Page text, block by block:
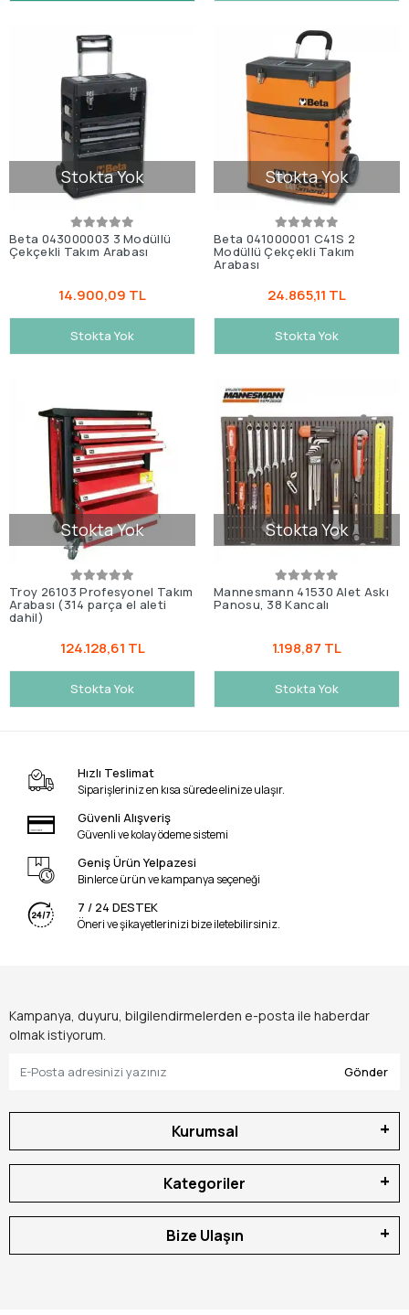
Stokta Yok
Beta 043000003 3 Modüllü
Çekçekli Takım Arabası
14.900,09 TL
Stokta Yok
Stokta Yok
Beta 041000001 C41S 2
Modüllü Çekçekli Takım
Arabası
24.865,11 TL
Stokta Yok
Stokta Yok
Troy 26103 Profesyonel Takım
Arabası (314 parça el aleti
dahil)
124.128,61 TL
Stokta Yok
Stokta Yok
Mannesmann 41530 Alet Askı
Panosu, 38 Kancalı
1.198,87 TL
Stokta Yok
Hızlı Teslimat
Siparişleriniz en kısa sürede elinize ulaşır.
Güvenli Alışveriş
Güvenli ve kolay ödeme sistemi
Geniş Ürün Yelpazesi
Binlerce ürün ve kampanya seçeneği
7 / 24 DESTEK
Öneri ve şikayetlerinizi bize iletebilirsiniz.
Kampanya, duyuru, bilgilendirmelerden e-posta ile haberdar
olmak istiyorum.
Gönder
Kurumsal
Kategoriler
Bize Ulaşın